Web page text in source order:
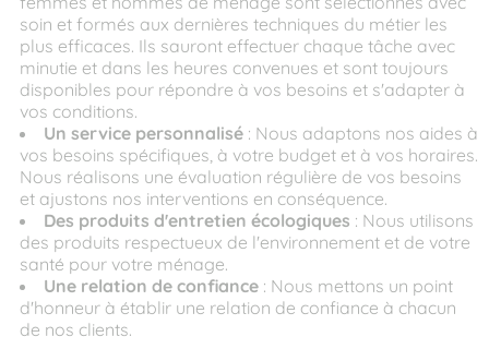
soin et formés aux dernières techniques du métier les
plus efficaces. Ils sauront effectuer chaque tâche avec
minutie et dans les heures convenues et sont toujours
disponibles pour répondre à vos besoins et s'adapter à
vos conditions.
Un service personnalisé : Nous adaptons nos aides à
vos besoins spécifiques, à votre budget et à vos horaires.
Nous réalisons une évaluation régulière de vos besoins
et ajustons nos interventions en conséquence.
Des produits d'entretien écologiques : Nous utilisons
des produits respectueux de l'environnement et de votre
santé pour votre ménage.
Une relation de confiance : Nous mettons un point
d'honneur à établir une relation de confiance à chacun
de nos clients.